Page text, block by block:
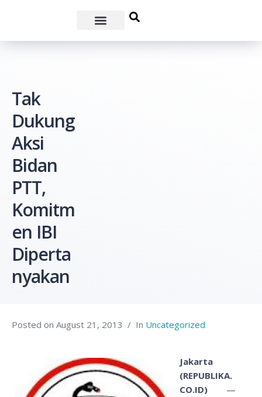
Tak
Dukung
Aksi
Bidan
PTT,
Komitm
en IBI
Diperta
nyakan
Posted on August 21, 2013 In Uncategorized
Jakarta
(REPUBLIKA.
CO.ID) —